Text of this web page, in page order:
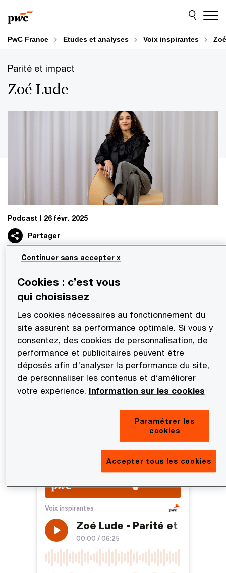
au
contenu
au
pied
dePwC France Etudes et analyses Voix inspirantes
Parité et impact
Zoé Lude
Podcast 26 févr. 2025
Partager
Zoé, se livre sur les étapes qui lui ont permis de se sentir
légitime et confiante dans un monde encore très masculin,
Curieuse, volontaire et passionnée, elle s’inspire des
femmes de son entourage et défend ses convictions pour
s’épanouir.
Cookies : c’est vous
qui choisissez
Les cookies nécessaires au fonctionnement du
site assurent sa performance optimale. Si vous y
consentez, des cookies de personnalisation, de
performance et publicitaires peuvent être
déposés afin d'analyser la performance du site,
de personnaliser les contenus et d’améliorer
votre expérience. Information sur les cookies
Paramétrer les
cookies
Accepter tous les cookies
Continuer sans accepter x